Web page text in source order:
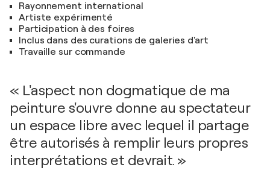
Rayonnement international
Artiste expérimenté
Participation à des foires
Inclus dans des curations de galeries d'art
Travaille sur commande
« L'aspect non dogmatique de ma
peinture s'ouvre donne au spectateur
un espace libre avec lequel il partage
être autorisés à remplir leurs propres
interprétations et devrait. »